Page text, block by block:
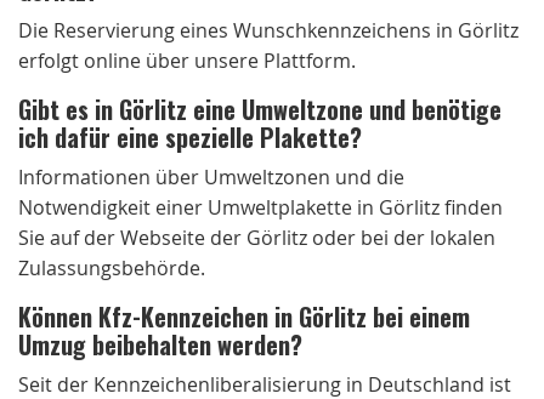
Die Reservierung eines Wunschkennzeichens in Görlitz
erfolgt online über unsere Plattform.
Gibt es in Görlitz eine Umweltzone und benötige
ich dafür eine spezielle Plakette?
Informationen über Umweltzonen und die
Notwendigkeit einer Umweltplakette in Görlitz finden
Sie auf der Webseite der Görlitz oder bei der lokalen
Zulassungsbehörde.
Können Kfz-Kennzeichen in Görlitz bei einem
Umzug beibehalten werden?
Seit der Kennzeichenliberalisierung in Deutschland ist